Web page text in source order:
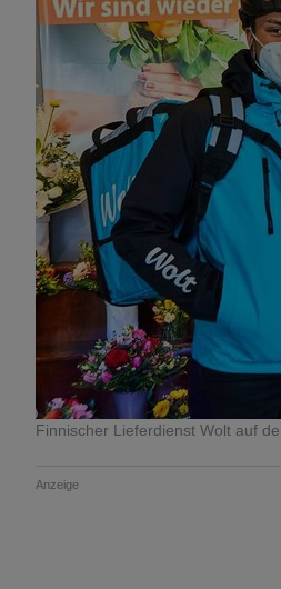
Finnischer Lieferdienst Wolt auf
Anzeige